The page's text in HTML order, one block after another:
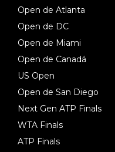
Open de Atlanta
Open de DC
Open de Miami
Open de Canadá
US Open
Open de San Diego
Next Gen ATP Finals
WTA Finals
ATP Finals